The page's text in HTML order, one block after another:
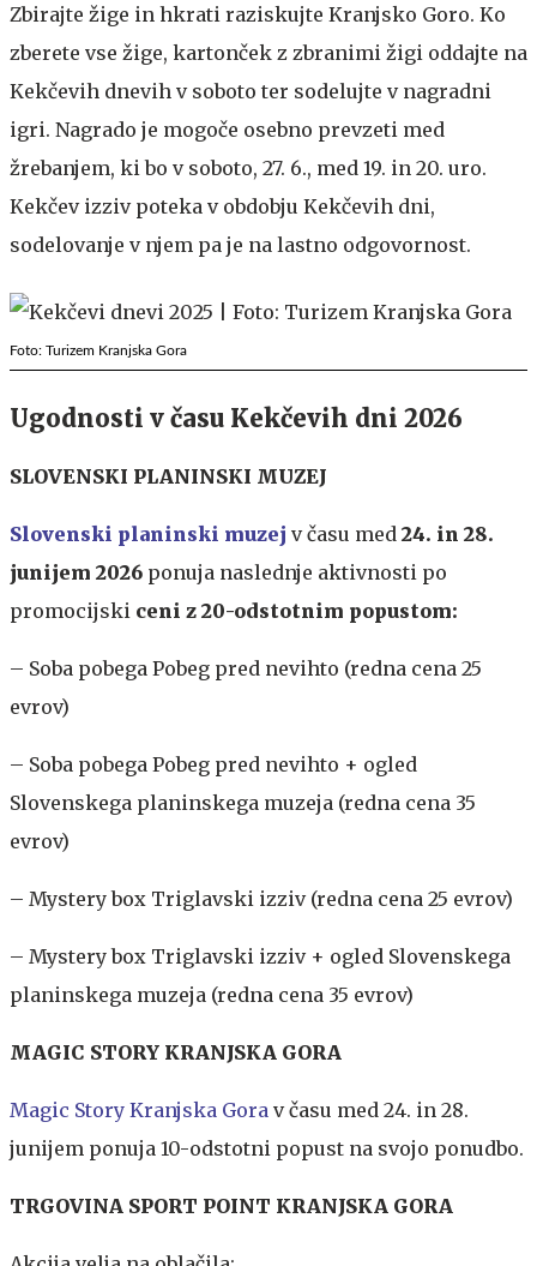
Zbirajte žige in hkrati raziskujte Kranjsko Goro. Ko
zberete vse žige, kartonček z zbranimi žigi oddajte na
Kekčevih dnevih v soboto ter sodelujte v nagradni
igri. Nagrado je mogoče osebno prevzeti med
žrebanjem, ki bo v soboto, 27. 6., med 19. in 20. uro.
Kekčev izziv poteka v obdobju Kekčevih dni,
sodelovanje v njem pa je na lastno odgovornost.
Foto: Turizem Kranjska Gora
Ugodnosti v času Kekčevih dni 2026
SLOVENSKI PLANINSKI MUZEJ
Slovenski planinski muzej v času med 24. in 28.
junijem 2026 ponuja naslednje aktivnosti po
promocijski ceni z 20-odstotnim popustom:
– Soba pobega Pobeg pred nevihto (redna cena 25
evrov)
– Soba pobega Pobeg pred nevihto + ogled
Slovenskega planinskega muzeja (redna cena 35
evrov)
– Mystery box Triglavski izziv (redna cena 25 evrov)
– Mystery box Triglavski izziv + ogled Slovenskega
planinskega muzeja (redna cena 35 evrov)
MAGIC STORY KRANJSKA GORA
Magic Story Kranjska Gora v času med 24. in 28.
junijem ponuja 10-odstotni popust na svojo ponudbo.
TRGOVINA SPORT POINT KRANJSKA GORA